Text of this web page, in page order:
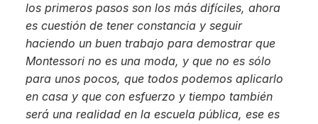
los primeros pasos son los más difíciles, ahora
es cuestión de tener constancia y seguir
haciendo un buen trabajo para demostrar que
Montessori no es una moda, y que no es sólo
para unos pocos, que todos podemos aplicarlo
en casa y que con esfuerzo y tiempo también
será una realidad en la escuela pública, ese es